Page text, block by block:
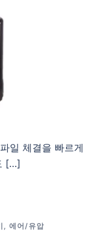
일 체결을 빠르게
[…]
, 에어/유압